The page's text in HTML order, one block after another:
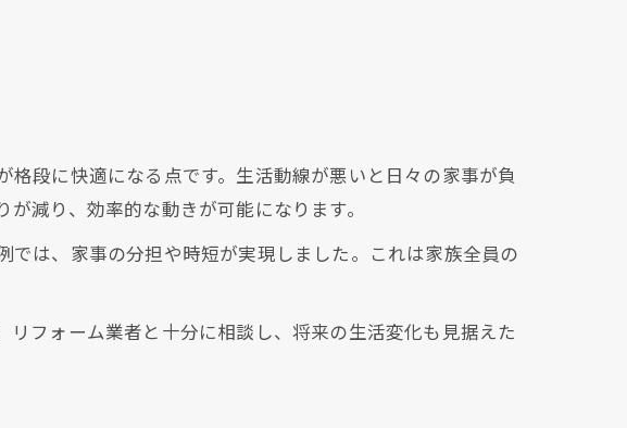
ム術
ームの快適性
トを解説
全な生活
の工夫
減る理由
ップする仕組み
ォームの鍵
段に快適になる点です。生活動線が悪いと日々の家事が負
減り、効率的な動きが可能になります。
は、家事の分担や時短が実現しました。これは家族全員の
フォーム業者と十分に相談し、将来の生活変化も見据えた